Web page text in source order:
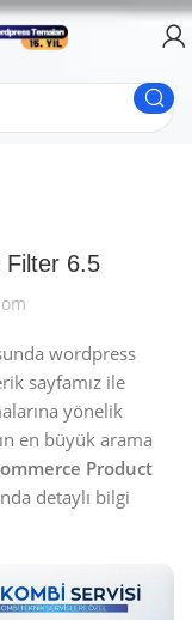
Filter 6.5
wordpress
sayfamız ile
yönelik
en büyük arama
Product
detaylı bilgi